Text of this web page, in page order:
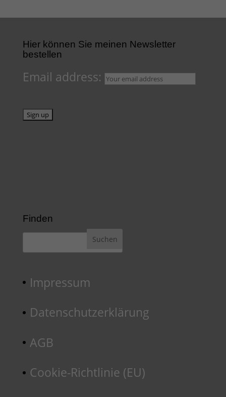
Hier können Sie meinen Newsletter
bestellen
Email address:
Finden
Impressum
Datenschutzerklärung
AGB
Cookie-Richtlinie (EU)